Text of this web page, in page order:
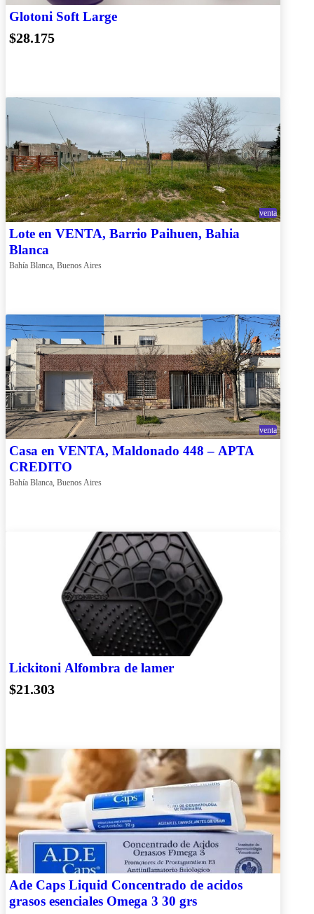
Glotoni Soft Large
$28.175
venta
Lote en VENTA, Barrio Paihuen, Bahia
Blanca
Bahía Blanca, Buenos Aires
venta
Casa en VENTA, Maldonado 448 – APTA
CREDITO
Bahía Blanca, Buenos Aires
Lickitoni Alfombra de lamer
$21.303
Ade Caps Liquid Concentrado de acidos
grasos esenciales Omega 3 30 grs